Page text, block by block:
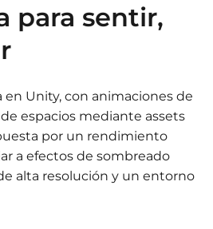
para sentir,
en Unity, con animaciones de
espacios mediante assets
por un rendimiento
a efectos de sombreado
alta resolución y un entorno